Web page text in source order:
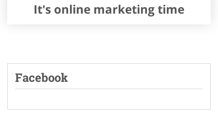
It's online marketing time
Facebook